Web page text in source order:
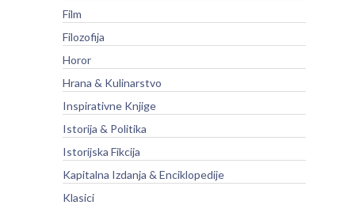
Film
Filozofija
Horor
Hrana & Kulinarstvo
Inspirativne Knjige
Istorija & Politika
Istorijska Fikcija
Kapitalna Izdanja & Enciklopedije
Klasici